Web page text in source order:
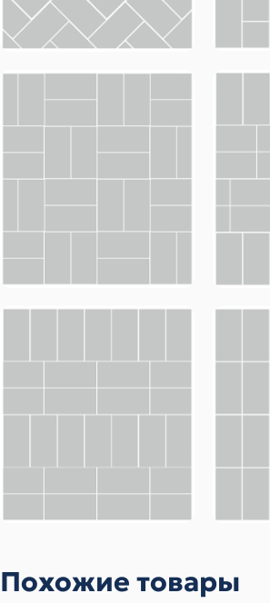
Похожие товары